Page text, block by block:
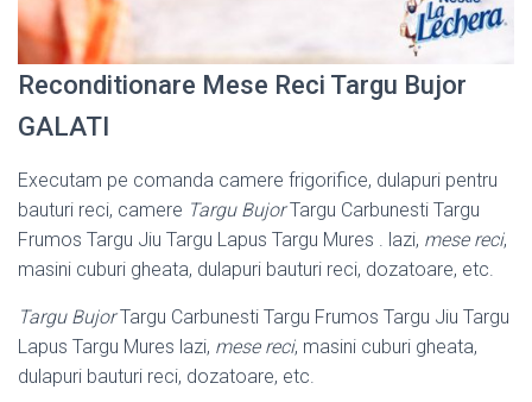
Reconditionare Mese Reci Targu Bujor
GALATI
Executam pe comanda camere frigorifice, dulapuri pentru
bauturi reci, camere Targu BujorTargu Carbunesti Targu
Frumos Targu Jiu Targu Lapus Targu Mures . lazi, mese reci,
masini cuburi gheata, dulapuri bauturi reci, dozatoare, etc.
Targu BujorTargu Carbunesti Targu Frumos Targu Jiu Targu
Lapus Targu Mures lazi, mese reci, masini cuburi gheata,
dulapuri bauturi reci, dozatoare, etc.